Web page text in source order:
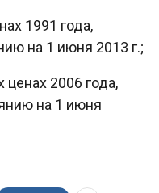
1991 года,
на 1 июня 2013 г.;
2006 года,
на 1 июня